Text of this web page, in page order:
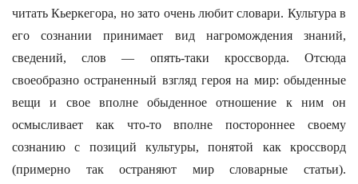
читать Кьеркегора, но зато очень любит словари. Культура в
его сознании принимает вид нагромождения знаний,
сведений, слов — опять-таки кроссворда. Отсюда
своеобразно остраненный взгляд героя на мир: обыденные
вещи и свое вполне обыденное отношение к ним он
осмысливает как что-то вполне постороннее своему
сознанию с позиций культуры, понятой как кроссворд
(примерно так остраняют мир словарные статьи).